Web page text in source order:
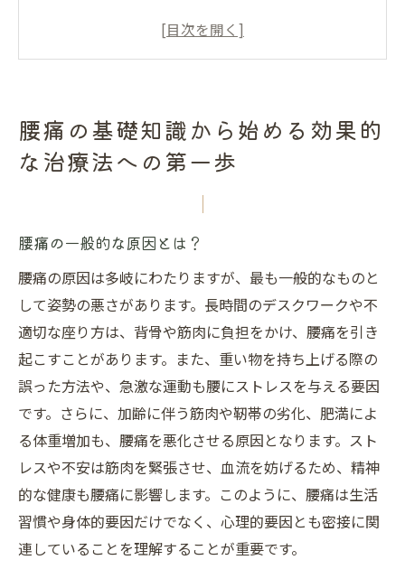
腰痛の種類とその特徴を知る
腰痛の基礎知識を活用したセルフケア方法
都城市と日南市で腰痛を和らげるための標準的
み
標準的な腰痛治療に含まれる施術内容
都城市と日南市で選ばれる腰痛治療法
腰痛治療の効果を実感するための日常の工
夫
地域の医療機関で提供される腰痛治療の特
徴
腰痛軽減の鍵は何か？最新治療アプローチの魅
力
最新治療技術とその効果
腰痛の基礎知識から始める効果的
な治療法への第一歩
腰痛の一般的な原因とは？
腰痛の原因は多岐にわたりますが、最も一般的なものと
して姿勢の悪さがあります。長時間のデスクワークや不
適切な座り方は、背骨や筋肉に負担をかけ、腰痛を引き
起こすことがあります。また、重い物を持ち上げる際の
誤った方法や、急激な運動も腰にストレスを与える要因
です。さらに、加齢に伴う筋肉や靭帯の劣化、肥満によ
る体重増加も、腰痛を悪化させる原因となります。スト
レスや不安は筋肉を緊張させ、血流を妨げるため、精神
的な健康も腰痛に影響します。このように、腰痛は生活
習慣や身体的要因だけでなく、心理的要因とも密接に関
連していることを理解することが重要です。